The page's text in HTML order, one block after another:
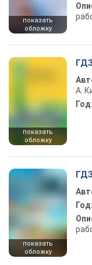
показать
обложку
показать
обложку
А.
Год:
показать
обложку
Год: